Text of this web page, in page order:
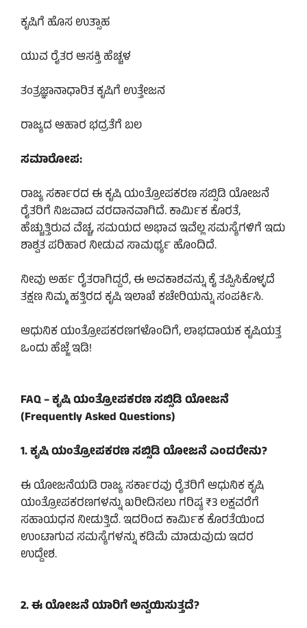
ಕೃಷಿಗೆ ಹೊಸ ಉತ್ಸಾಹ
ಯುವ ರೈತರ ಆಸಕ್ತಿ ಹೆಚ್ಚಳ
ತಂತ್ರಜ್ಞಾನಾಧಾರಿತ ಕೃಷಿಗೆ ಉತ್ತೇಜನ
ರಾಜ್ಯದ ಆಹಾರ ಭದ್ರತೆಗೆ ಬಲ
ಸಮಾರೋಪ:
ರಾಜ್ಯ ಸರ್ಕಾರದ ಈ ಕೃಷಿ ಯಂತ್ರೋಪಕರಣ ಸಬ್ಸಿಡಿ ಯೋಜನೆ
ರೈತರಿಗೆ ನಿಜವಾದ ವರದಾನವಾಗಿದೆ. ಕಾರ್ಮಿಕ ಕೊರತೆ,
ಹೆಚ್ಚುತ್ತಿರುವ ವೆಚ್ಚ, ಸಮಯದ ಅಭಾವ ಇವೆಲ್ಲ ಸಮಸ್ಯೆಗಳಿಗೆ ಇದು
ಶಾಶ್ವತ ಪರಿಹಾರ ನೀಡುವ ಸಾಮರ್ಥ್ಯ ಹೊಂದಿದೆ.
ನೀವು ಅರ್ಹ ರೈತರಾಗಿದ್ದರೆ, ಈ ಅವಕಾಶವನ್ನು ಕೈ ತಪ್ಪಿಸಿಕೊಳ್ಳದೆ
ತಕ್ಷಣ ನಿಮ್ಮ ಹತ್ತಿರದ ಕೃಷಿ ಇಲಾಖೆ ಕಚೇರಿಯನ್ನು ಸಂಪರ್ಕಿಸಿ.
ಆಧುನಿಕ ಯಂತ್ರೋಪಕರಣಗಳೊಂದಿಗೆ, ಲಾಭದಾಯಕ ಕೃಷಿಯತ್ತ
ಒಂದು ಹೆಜ್ಜೆ ಇಡಿ!
FAQ – ಕೃಷಿ ಯಂತ್ರೋಪಕರಣ ಸಬ್ಸಿಡಿ ಯೋಜನೆ
(Frequently Asked Questions)
1. ಕೃಷಿ ಯಂತ್ರೋಪಕರಣ ಸಬ್ಸಿಡಿ ಯೋಜನೆ ಎಂದರೇನು?
ಈ ಯೋಜನೆಯಡಿ ರಾಜ್ಯ ಸರ್ಕಾರವು ರೈತರಿಗೆ ಆಧುನಿಕ ಕೃಷಿ
ಯಂತ್ರೋಪಕರಣಗಳನ್ನು ಖರೀದಿಸಲು ಗರಿಷ್ಠ ₹3 ಲಕ್ಷವರೆಗೆ
ಸಹಾಯಧನ ನೀಡುತ್ತಿದೆ. ಇದರಿಂದ ಕಾರ್ಮಿಕ ಕೊರತೆಯಿಂದ
ಉಂಟಾಗುವ ಸಮಸ್ಯೆಗಳನ್ನು ಕಡಿಮೆ ಮಾಡುವುದು ಇದರ
ಉದ್ದೇಶ.
2. ಈ ಯೋಜನೆ ಯಾರಿಗೆ ಅನ್ವಯಿಸುತ್ತದೆ?